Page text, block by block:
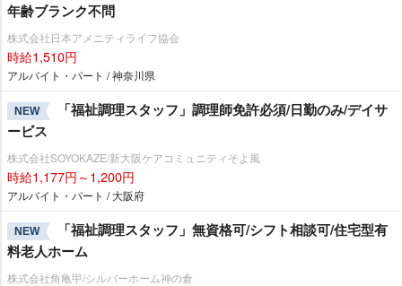
年齢ブランク不問
株式会社日本アメニティライフ協会
時給1,510円
アルバイト・パート / 神奈川県
NEW
「福祉調理スタッフ」調理師免許必須/日勤のみ/デイサ
ービス
株式会社SOYOKAZE/新大阪ケアコミュニティそよ風
時給1,177円～1,200円
アルバイト・パート / 大阪府
NEW
「福祉調理スタッフ」無資格可/シフト相談可/住宅型有
料老人ホーム
株式会社角亀甲/シルバーホーム神の倉